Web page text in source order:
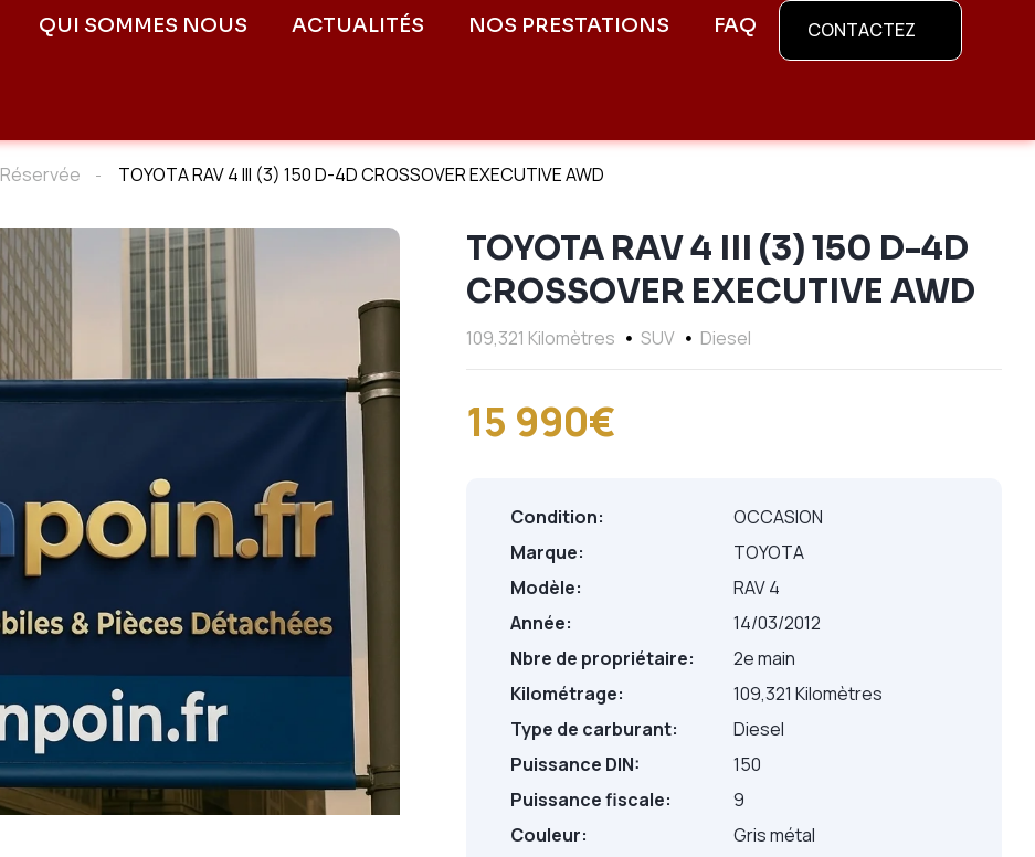
QUI SOMMES NOUS ACTUALITÉS NOS PRESTATIONS FAQ CONTACTEZ
Réservée TOYOTA RAV 4 III (3) 150 D-4D CROSSOVER EXECUTIVE AWD
TOYOTA RAV 4 III (3) 150 D-4D
CROSSOVER EXECUTIVE AWD
109,321 Kilomètres SUV Diesel
15 990€
Condition:
OCCASION
Marque:
TOYOTA
Modèle:
RAV 4
Année:
14/03/2012
Nbre de propriétaire:
2e main
Kilométrage:
109,321 Kilomètres
Type de carburant:
Diesel
Puissance DIN:
150
Puissance fiscale:
9
Couleur:
Gris métal